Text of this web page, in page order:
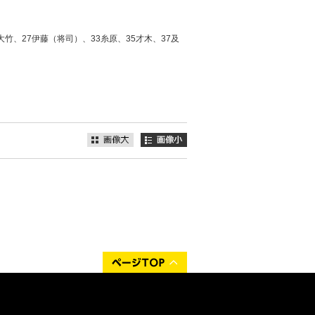
、27伊藤（将司）、33糸原、35才木、37及